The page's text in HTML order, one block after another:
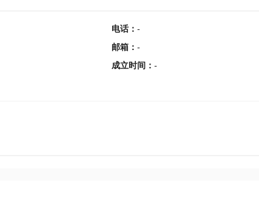
电话： -
邮箱 ： -
成立时间 ： -